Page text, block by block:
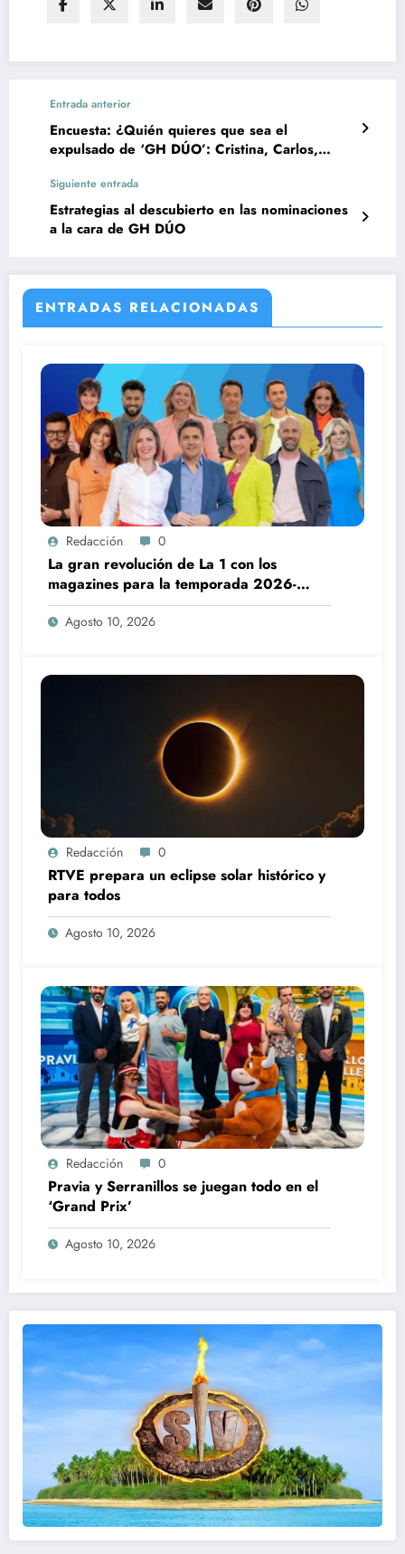
Entrada anterior
Encuesta: ¿Quién quieres que sea el
expulsado de ‘GH DÚO’: Cristina, Carlos,
Siguiente entrada
Estrategias al descubierto en las nominaciones
a la cara de GH DÚO
ENTRADAS RELACIONADAS
Redacción 0
La gran revolución de La 1 con los
magazines para la temporada 2026-
2027
Agosto 10, 2026
Redacción 0
RTVE prepara un eclipse solar histórico y
para todos
Agosto 10, 2026
Redacción 0
Pravia y Serranillos se juegan todo en el
‘Grand Prix’
Agosto 10, 2026